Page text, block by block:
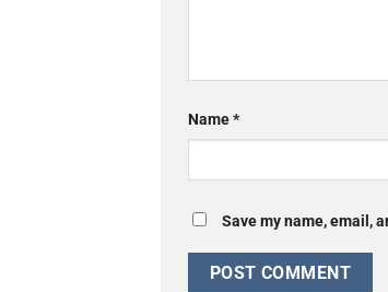
Name*
Save my name, email,